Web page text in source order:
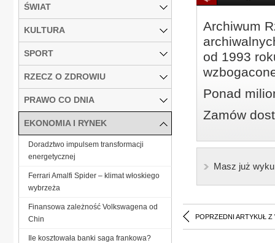
Archiwum
od 1993
Ponad
Zamów
Masz już
POPRZEDNI ARTYKUŁ Z
ŚWIAT
KULTURA
SPORT
RZECZ O ZDROWIU
PRAWO CO DNIA
EKONOMIA I RYNEK
Doradztwo impulsem transformacji
energetycznej
Ferrari Amalfi Spider – klimat włoskiego
wybrzeża
Finansowa zależność Volkswagena od
Chin
Ile kosztowała banki saga frankowa?